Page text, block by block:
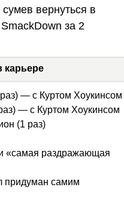
вернуться в
за 2
карьере
— с Куртом Хоукинсом
— с Куртом Хоукинсом
(1 раз)
«самая раздражающая
придуман самим